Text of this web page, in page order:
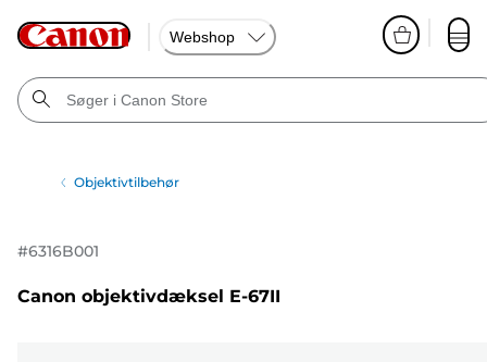
Webshop
Objektivtilbehør
#6316B001
Canon objektivdæksel E-67II